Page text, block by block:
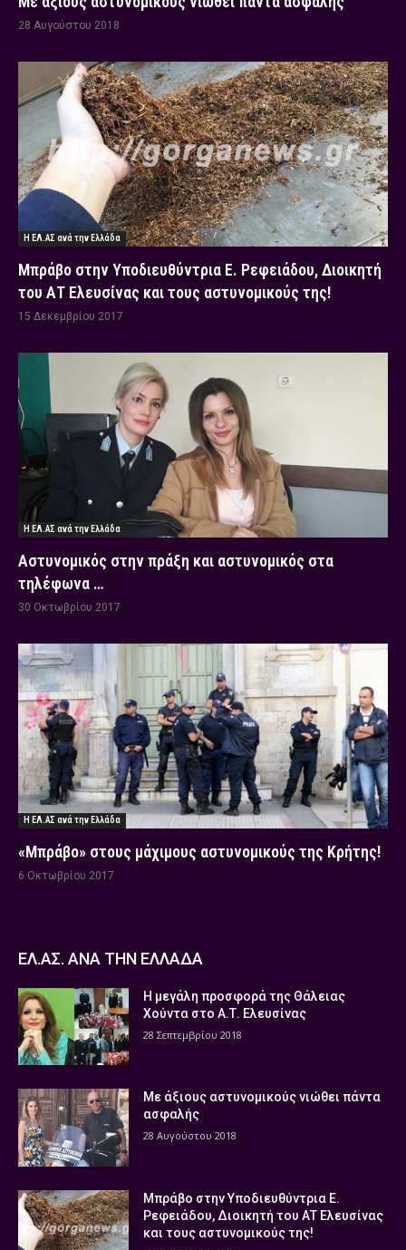
28 Αυγούστου 2018
Η ΕΛ.ΑΣ ανά την Ελλάδα
Μπράβο στην Υποδιευθύντρια Ε. Ρεφειάδου, Διοικητή
του ΑΤ Ελευσίνας και τους αστυνομικούς της!
15 Δεκεμβρίου 2017
Η ΕΛ.ΑΣ ανά την Ελλάδα
Αστυνομικός στην πράξη και αστυνομικός στα
τηλέφωνα …
30 Οκτωβρίου 2017
Η ΕΛ.ΑΣ ανά την Ελλάδα
«Μπράβο» στους μάχιμους αστυνομικούς της Κρήτης!
6 Οκτωβρίου 2017
ΕΛ.ΑΣ. ΑΝΑ ΤΗΝ ΕΛΛΑΔΑ
Η μεγάλη προσφορά της Θάλειας
Χούντα στο Α.Τ. Ελευσίνας
28 Σεπτεμβρίου 2018
Με άξιους αστυνομικούς νιώθει πάντα
ασφαλής
28 Αυγούστου 2018
Μπράβο στην Υποδιευθύντρια Ε.
Ρεφειάδου, Διοικητή του ΑΤ Ελευσίνας
και τους αστυνομικούς της!